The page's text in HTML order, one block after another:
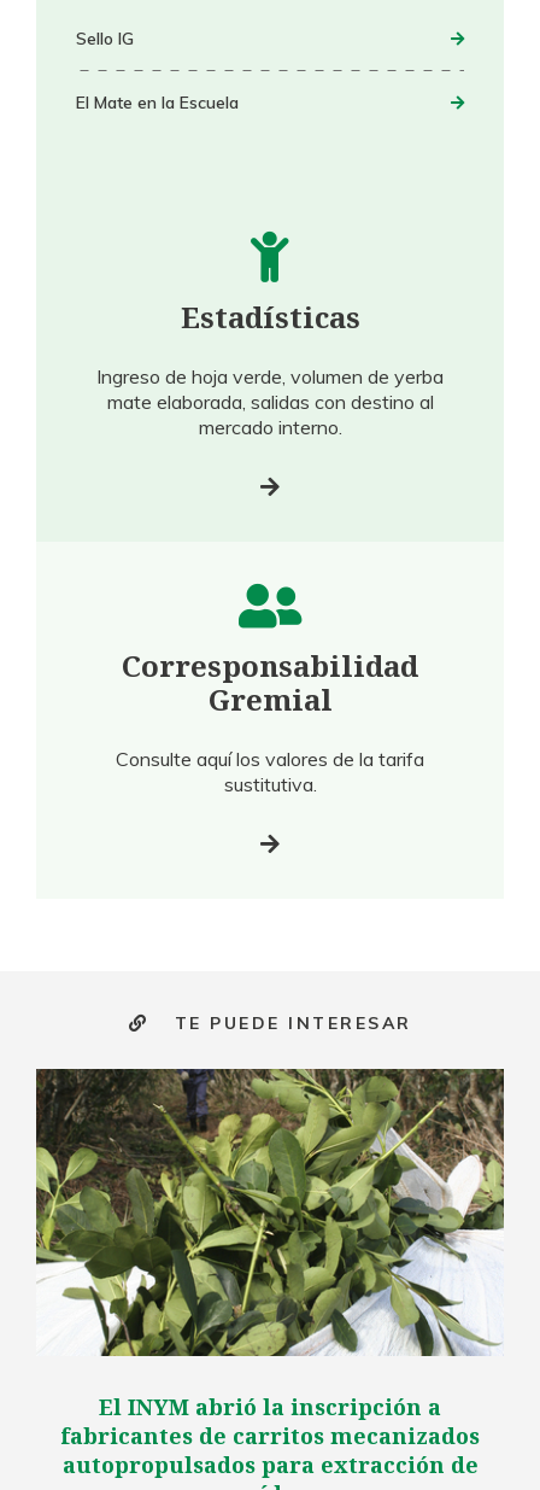
Sello IG
El Mate en la Escuela
Estadísticas
Ingreso de hoja verde, volumen de yerba
mate elaborada, salidas con destino al
mercado interno.
Corresponsabilidad
Gremial
Consulte aquí los valores de la tarifa
sustitutiva.
TE PUEDE INTERESAR
El INYM abrió la inscripción a
fabricantes de carritos mecanizados
autopropulsados para extracción de